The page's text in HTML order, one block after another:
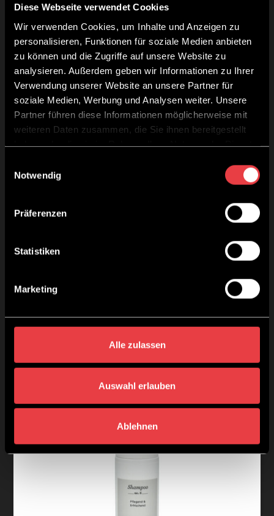
Diese Webseite verwendet Cookies
Wir verwenden Cookies, um Inhalte und Anzeigen zu
personalisieren, Funktionen für soziale Medien anbieten
zu können und die Zugriffe auf unsere Website zu
analysieren. Außerdem geben wir Informationen zu Ihrer
Verwendung unserer Website an unsere Partner für
soziale Medien, Werbung und Analysen weiter. Unsere
Partner führen diese Informationen möglicherweise mit
weiteren Daten zusammen, die Sie ihnen bereitgestellt
Notwendig
Präferenzen
Statistiken
Marketing
Alle zulassen
Auswahl erlauben
Ablehnen
Volume Powder
15,40€
No.6 – Tonic